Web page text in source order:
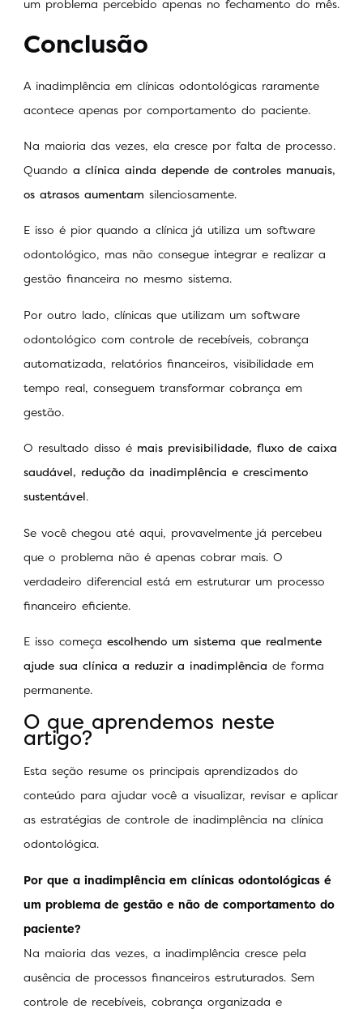
um problema percebido apenas no fechamento do mês.
Conclusão
A inadimplência em clínicas odontológicas raramente
acontece apenas por comportamento do paciente.
Na maioria das vezes, ela cresce por falta de processo.
Quando a clínica ainda depende de controles manuais,
os atrasos aumentam silenciosamente.
E isso é pior quando a clínica já utiliza um software
odontológico, mas não consegue integrar e realizar a
gestão financeira no mesmo sistema.
Por outro lado, clínicas que utilizam um software
odontológico com controle de recebíveis, cobrança
automatizada, relatórios financeiros, visibilidade em
tempo real, conseguem transformar cobrança em
gestão.
O resultado disso é mais previsibilidade, fluxo de caixa
saudável, redução da inadimplência e crescimento
sustentável.
Se você chegou até aqui, provavelmente já percebeu
que o problema não é apenas cobrar mais. O
verdadeiro diferencial está em estruturar um processo
financeiro eficiente.
E isso começa escolhendo um sistema que realmente
ajude sua clínica a reduzir a inadimplência de forma
permanente.
O que aprendemos neste
artigo?
Esta seção resume os principais aprendizados do
conteúdo para ajudar você a visualizar, revisar e aplicar
as estratégias de controle de inadimplência na clínica
odontológica.
Por que a inadimplência em clínicas odontológicas é
um problema de gestão e não de comportamento do
paciente?
Na maioria das vezes, a inadimplência cresce pela
ausência de processos financeiros estruturados. Sem
controle de recebíveis, cobrança organizada e